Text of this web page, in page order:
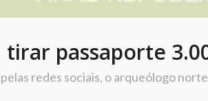
tirar passaporte
redes sociais, o arqueólogo